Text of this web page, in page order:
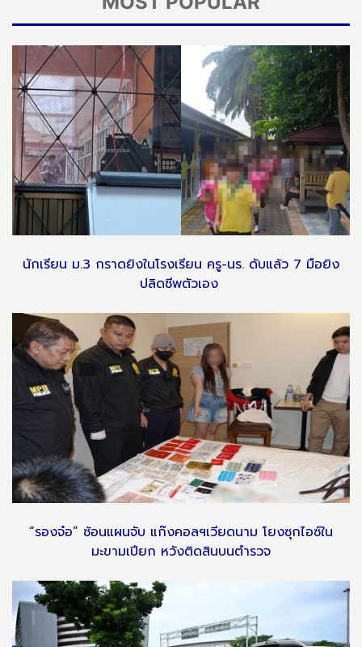
นักเรียน ม.3 กราดยิงในโรงเรียน ครู-นร. ดับแล้ว 7 มือยิง
ปลิดชีพตัวเอง
“รองจ๋อ” ซ้อนแผนจับ แก๊งคอลฯเวียดนาม โยงซุกไอซ์ใน
มะขามเปียก หวังติดสินบนตำรวจ